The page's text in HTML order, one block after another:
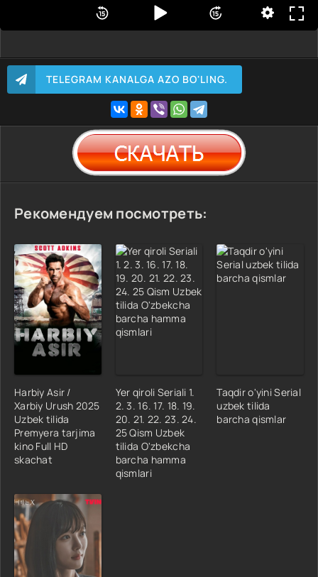
TELEGRAM KANALGA AZO BO'LING.
Рекомендуем посмотреть:
Harbiy Asir /
Xarbiy Urush 2025
Uzbek tilida
Premyera tarjima
kino Full HD
skachat
Yer qiroli Seriali 1.
2. 3. 16. 17. 18. 19.
20. 21. 22. 23. 24.
25 Qism Uzbek
tilida O'zbekcha
barcha hamma
qismlari
Taqdir o'yini Serial
uzbek tilida
barcha qismlar